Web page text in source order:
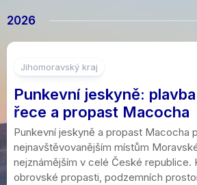
2026
Jihomoravský kraj
Punkevní jeskyně:
řece a propast Macocha
Punkevní jeskyně a propast Macocha
nejnavštěvovanějším místům
nejznámějším v celé České republice.
obrovské propasti, podzemních